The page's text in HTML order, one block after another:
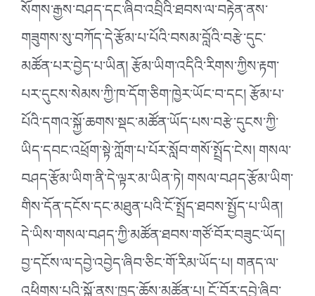
སོགས་རྒྱས་བཤད་དང་ཞིབ་འབྲིའི་ཐབས་ལ་བརྟེན་ནས་
གཟུགས་སུ་བཀོད་དེ་རྩོམ་པ་པོའི་བསམ་བློའི་བརྩེ་དུང་
མཚོན་པར་བྱེད་པ་ཡིན། རྩོམ་ཡིག་འདིའི་རིགས་ཀྱིས་རྟག་
པར་དུངས་སེམས་ཀྱི་ཁ་དོག་ཅིག་ཁྱེར་ཡོང་བ་དང། རྩོམ་པ་
པོའི་དགའ་སྐྱོ་ཆགས་སྡང་མཚོན་ཡོད་པས་བརྩེ་དུངས་ཀྱི་
ཡིད་དབང་འཕྲོག་སྟེ་ཀློག་པ་པོར་སློབ་གསོ་སྤྲོད་ངེས། གསལ་
བཤད་རྩོམ་ཡིག་ནི་དེ་ལྟར་མ་ཡིན་ཏེ། གསལ་བཤད་རྩོམ་ཡིག་
གིས་དོན་དངོས་དང་མཐུན་པའི་ངོ་སྤྲོད་ཐབས་སྤྱོད་པ་ཡིན།
དེ་ཡིས་གསལ་བཤད་ཀྱི་མཚོན་ཐབས་གཙོ་བོར་བཟུང་ཡོད།
བྱ་དངོས་ལ་དབྱེ་འབྱེད་ཞིབ་ཅིང་གོ་རིམ་ཡོད་པ། གནད་ལ་